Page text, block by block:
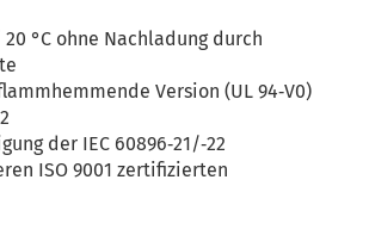
°C ohne Nachladung durch
Version (UL 94‐V0)
der IEC 60896‐21/‐22
ISO 9001 zertifizierten